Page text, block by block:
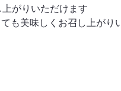
がりいただけます
も美味しくお召し上がり